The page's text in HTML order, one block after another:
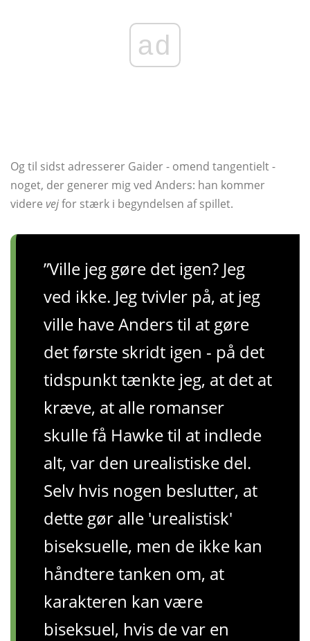
ad
Og til sidst adresserer Gaider - omend tangentielt -
noget, der generer mig ved Anders: han kommer
videre vejfor stærk i begyndelsen af ​​spillet.
”Ville jeg gøre det igen? Jeg
ved ikke. Jeg tvivler på, at jeg
ville have Anders til at gøre
det første skridt igen - på det
tidspunkt tænkte jeg, at det at
kræve, at alle romanser
skulle få Hawke til at indlede
alt, var den urealistiske del.
Selv hvis nogen beslutter, at
dette gør alle 'urealistisk'
biseksuelle, men de ikke kan
håndtere tanken om, at
karakteren kan være
biseksuel, hvis de var en